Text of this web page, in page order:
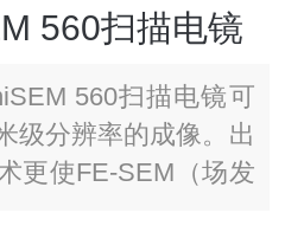
560扫描电镜
560扫描电镜可
级分辨率的成像。出
更使FE-SEM（场发